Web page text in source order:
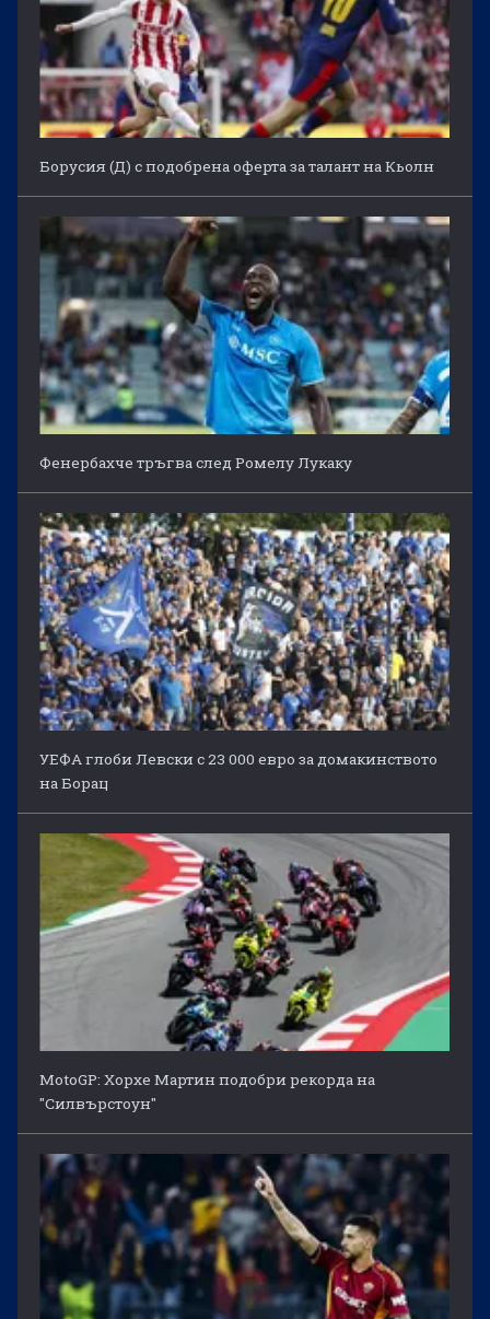
Борусия (Д) с подобрена оферта за талант на Кьолн
Фенербахче тръгва след Ромелу Лукаку
УЕФА глоби Левски с 23 000 евро за домакинството
на Борац
MotoGP: Хорхе Мартин подобри рекорда на
"Силвърстоун"